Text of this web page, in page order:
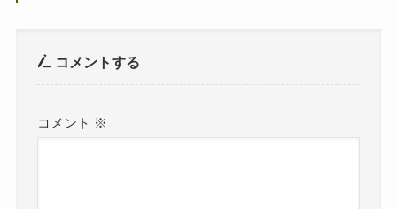
コメントする
コメント ※